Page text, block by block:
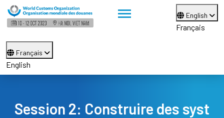
English
Français
Français
English
Session 2: Construire des syst